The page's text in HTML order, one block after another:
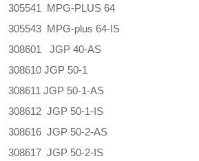
305541 MPG-PLUS 64
305543 MPG-plus 64-IS
308601 JGP 40-AS
308610 JGP 50-1
308611 JGP 50-1-AS
308612 JGP 50-1-IS
308616 JGP 50-2-AS
308617 JGP 50-2-IS